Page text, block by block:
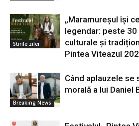
Stirile zilei
„Maramureșul își
legendar: peste
culturale și
Pintea Viteazul
Breaking News
Când aplauzele se
morală a lui Daniel